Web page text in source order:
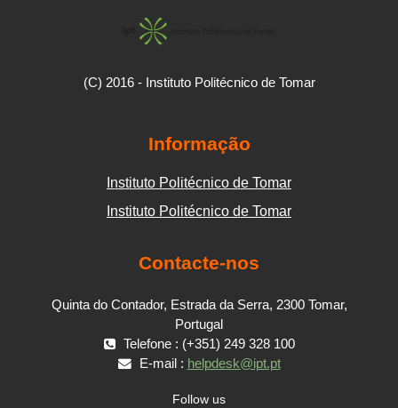
(C) 2016 - Instituto Politécnico de Tomar
Informação
Instituto Politécnico de Tomar
Instituto Politécnico de Tomar
Contacte-nos
Quinta do Contador, Estrada da Serra, 2300 Tomar,
Portugal
Telefone : (+351) 249 328 100
E-mail : helpdesk@ipt.pt
Follow us